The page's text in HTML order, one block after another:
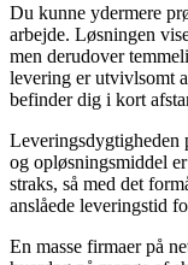
Du kunne ydermere
arbejde. Løsningen
men derudover
levering er utvivlsomt
befinder dig i kort
Leveringsdygtigheden
og opløsningsmiddel
straks, så med det
anslåede leveringstid
En masse firmaer på